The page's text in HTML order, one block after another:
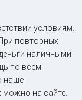
условиям.
повторных
наличными
по всем
наше
можно на сайте.